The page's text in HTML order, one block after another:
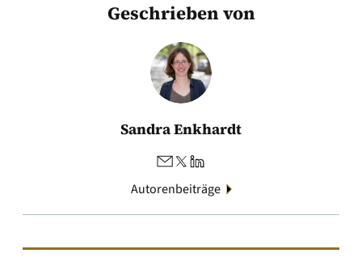
Geschrieben von
Sandra Enkhardt
Autorenbeiträge